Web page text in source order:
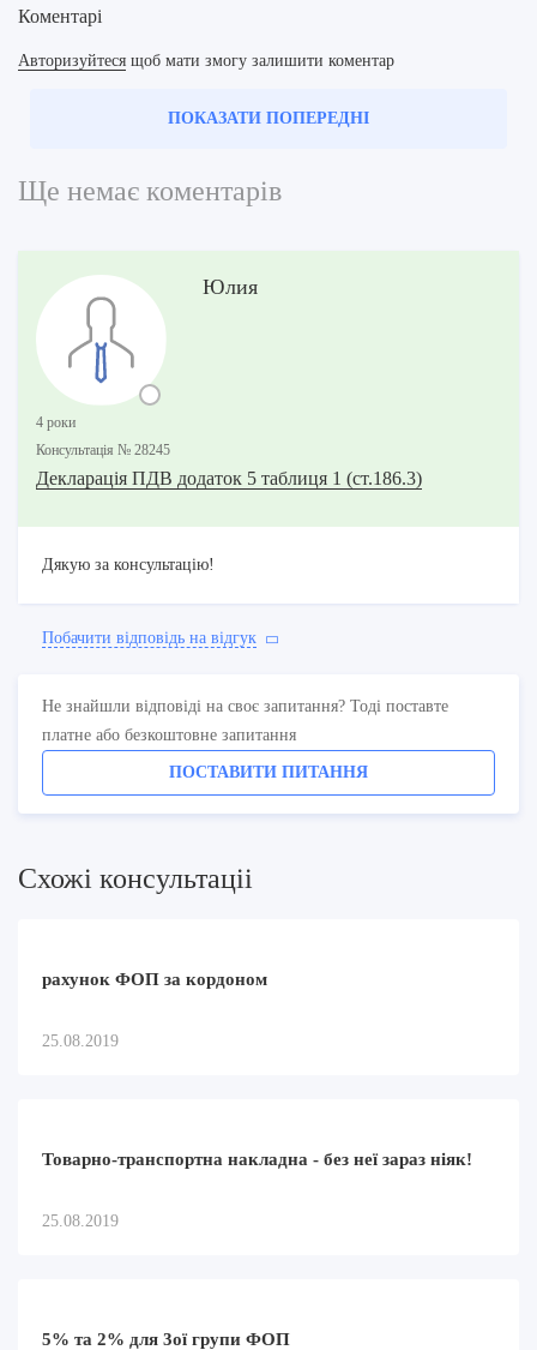
Коментарі
Авторизуйтеся щоб мати змогу залишити коментар
ПОКАЗАТИ ПОПЕРЕДНІ
Ще немає коментарів
Юлия
4 роки
Консультацiя № 28245
Декларація ПДВ додаток 5 таблиця 1 (ст.186.3)
Дякую за консультацію!
Побачити вiдповiдь на вiдгук
Не знайшли відповіді на своє запитання? Тоді поставте
платне або безкоштовне запитання
ПОСТАВИТИ ПИТАННЯ
Схожi консультацii
рахунок ФОП за кордоном
25.08.2019
Товарно-транспортна накладна - без неї зараз ніяк!
25.08.2019
5% та 2% для 3ої групи ФОП